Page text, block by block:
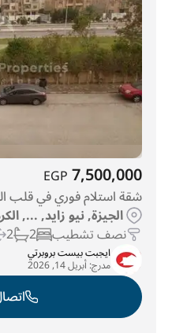
7,500,000
EGP
شقة استلام فوري في قلب
الجيزة, نيو زايد, ...,
نصف تشطيب 2
2
ايجبت بيست بروبرتي
مدرج:أبريل 14, 2026